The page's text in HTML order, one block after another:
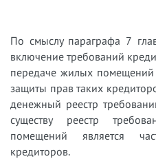
По смыслу параграфа 7
включение требований
передаче жилых
защиты прав таких
денежный реестр
существу реестр
помещений является
кредиторов.